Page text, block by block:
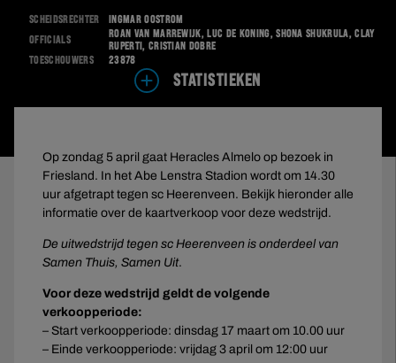
Scheidsrechter
Ingmar Oostrom
Officials
Roan van Marrewijk, Luc de Koning, Shona Shukrula, Clay
Ruperti, Cristian Dobre
Toeschouwers
23878
STATISTIEKEN
Op zondag 5 april gaat Heracles Almelo op bezoek in
Friesland. In het Abe Lenstra Stadion wordt om 14.30
uur afgetrapt tegen sc Heerenveen. Bekijk hieronder alle
informatie over de kaartverkoop voor deze wedstrijd.
De uitwedstrijd tegen sc Heerenveen is onderdeel van
Samen Thuis, Samen Uit.
Voor deze wedstrijd geldt de volgende
verkoopperiode:
– Start verkoopperiode: dinsdag 17 maart om 10.00 uur
– Einde verkoopperiode: vrijdag 3 april om 12:00 uur